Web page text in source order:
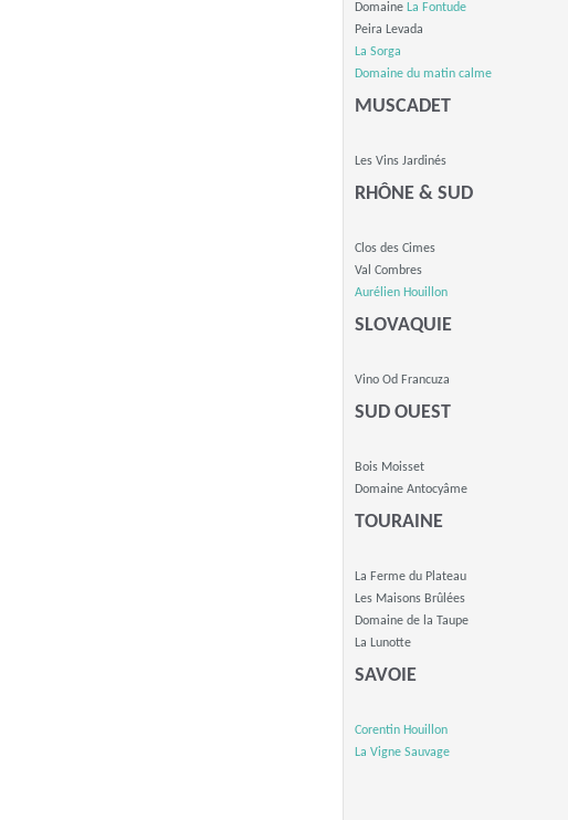
Domaine La Fontude
Peira Levada
La Sorga
Domaine du matin calme
MUSCADET
Les Vins Jardinés
RHÔNE & SUD
Clos des Cimes
Val Combres
Aurélien Houillon
SLOVAQUIE
Vino Od Francuza
SUD OUEST
Bois Moisset
Domaine Antocyâme
TOURAINE
La Ferme du Plateau
Les Maisons Brûlées
Domaine de la Taupe
La Lunotte
SAVOIE
Corentin Houillon
La Vigne Sauvage